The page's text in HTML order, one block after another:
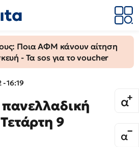
Ποια ΑΦΜ κάνουν αίτηση
- Τα sos για το voucher
16:19
9